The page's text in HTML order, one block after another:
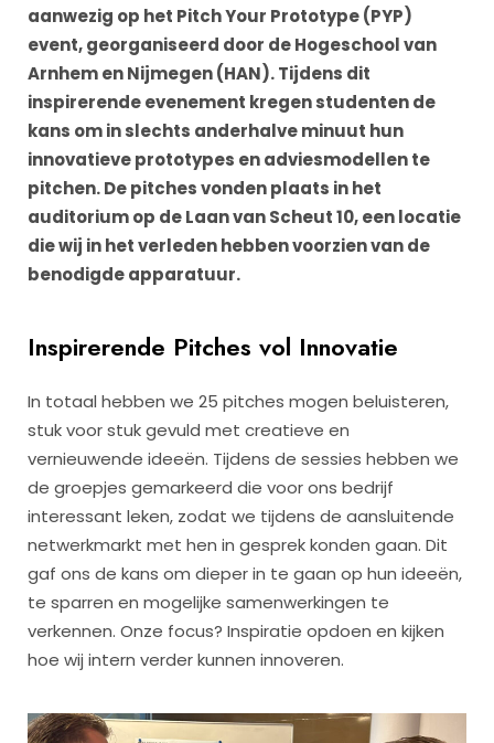
aanwezig op het Pitch Your Prototype (PYP)
event, georganiseerd door de Hogeschool van
Arnhem en Nijmegen (HAN). Tijdens dit
inspirerende evenement kregen studenten de
kans om in slechts anderhalve minuut hun
innovatieve prototypes en adviesmodellen te
pitchen. De pitches vonden plaats in het
auditorium op de Laan van Scheut 10, een locatie
die wij in het verleden hebben voorzien van de
benodigde apparatuur.
Inspirerende Pitches vol Innovatie
In totaal hebben we 25 pitches mogen beluisteren,
stuk voor stuk gevuld met creatieve en
vernieuwende ideeën. Tijdens de sessies hebben we
de groepjes gemarkeerd die voor ons bedrijf
interessant leken, zodat we tijdens de aansluitende
netwerkmarkt met hen in gesprek konden gaan. Dit
gaf ons de kans om dieper in te gaan op hun ideeën,
te sparren en mogelijke samenwerkingen te
verkennen. Onze focus? Inspiratie opdoen en kijken
hoe wij intern verder kunnen innoveren.